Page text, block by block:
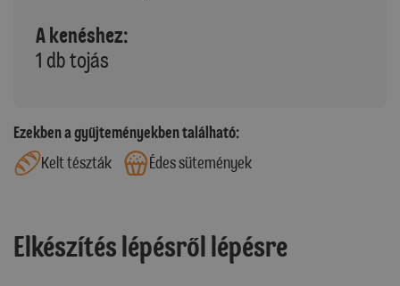
A kenéshez:
1 db tojás
Ezekben a gyűjteményekben található:
Kelt tészták
Édes sütemények
Elkészítés lépésről lépésre